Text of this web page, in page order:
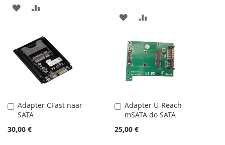
DODAJ
LISTY
ŻYCZEŃ
DODAJ
LISTY
ŻYCZEŃ
Adapter CFast naar
SATA
30,00 €
Dodaj
do
koszyka
Adapter U-Reach
mSATA do SATA
25,00 €
Dodaj
do
koszyka